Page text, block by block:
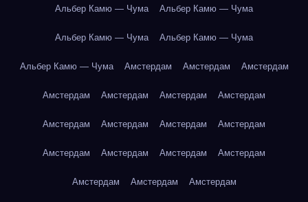
Альбер Камю — Чума Альбер Камю — Чума
Альбер Камю — Чума Альбер Камю — Чума
Альбер Камю — Чума Амстердам Амстердам Амстердам
Амстердам Амстердам Амстердам Амстердам
Амстердам Амстердам Амстердам Амстердам
Амстердам Амстердам Амстердам Амстердам
Амстердам Амстердам Амстердам